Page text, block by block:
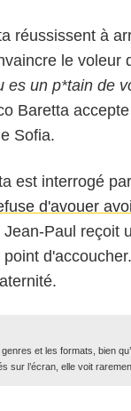
réussissent à
le voleur
es un p*tain de
Baretta
Sofia.
est interrogé
d'avouer
Jean-Paul reçoit
et les formats, bien
sur l’écran, elle voit